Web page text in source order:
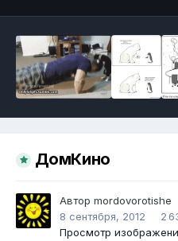
ДомКино
Автор mordovorotishe
8 сентября, 2012
2
Просмотр